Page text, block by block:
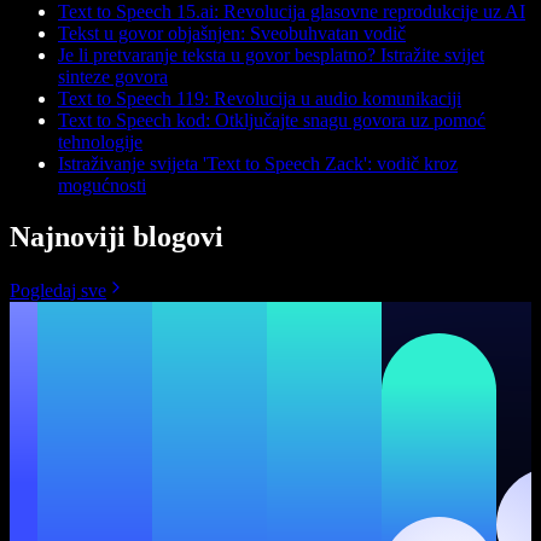
Text to Speech 15.ai: Revolucija glasovne reprodukcije uz AI
Tekst u govor objašnjen: Sveobuhvatan vodič
Je li pretvaranje teksta u govor besplatno? Istražite svijet
sinteze govora
Text to Speech 119: Revolucija u audio komunikaciji
Text to Speech kod: Otključajte snagu govora uz pomoć
tehnologije
Istraživanje svijeta 'Text to Speech Zack': vodič kroz
mogućnosti
Najnoviji blogovi
Pogledaj sve